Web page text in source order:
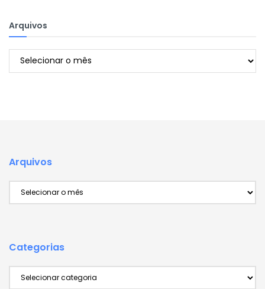
Arquivos
Arquivos
Arquivos
Categorias